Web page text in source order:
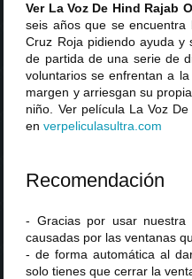
Ver La Voz De Hind Rajab
seis años que se
Cruz Roja pidiendo ayuda
de partida de una serie de
voluntarios se enfrentan a
margen y arriesgan su
niño. Ver película La Voz
enverpeliculasultra .com
Recomendación
- Gracias por usar nuestra
causadas por las ventanas
- de forma automática al
solo tienes que cerrar la